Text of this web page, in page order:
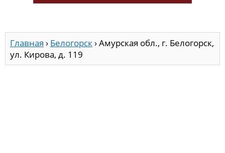
Главная › Белогорск›Амурская обл., г. Белогорск,
ул. Кирова, д. 119